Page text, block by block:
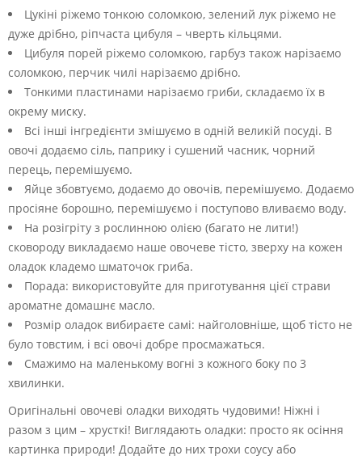
Цукіні ріжемо тонкою соломкою, зелений лук ріжемо не
дуже дрібно, ріпчаста цибуля – чверть кільцями.
Цибуля порей ріжемо соломкою, гарбуз також нарізаємо
соломкою, перчик чилі нарізаємо дрібно.
Тонкими пластинами нарізаємо гриби, складаємо їх в
окрему миску.
Всі інші інгредієнти змішуємо в одній великій посуді. В
овочі додаємо сіль, паприку і сушений часник, чорний
перець, перемішуємо.
Яйце збовтуємо, додаємо до овочів, перемішуємо. Додаємо
просіяне борошно, перемішуємо і поступово вливаємо воду.
На розігріту з рослинною олією (багато не лити!)
сковороду викладаємо наше овочеве тісто, зверху на кожен
оладок кладемо шматочок гриба.
Порада: використовуйте для приготування цієї страви
ароматне домашнє масло.
Розмір оладок вибираєте самі: найголовніше, щоб тісто не
було товстим, і всі овочі добре просмажаться.
Смажимо на маленькому вогні з кожного боку по 3
хвилинки.
Оригінальні овочеві оладки виходять чудовими! Ніжні і
разом з цим – хрусткі! Виглядають оладки: просто як осіння
картинка природи! Додайте до них трохи соусу або